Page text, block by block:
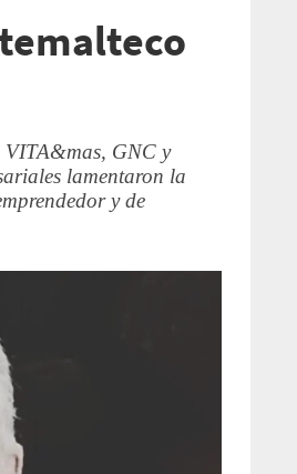
VITA&mas, GNC y
lamentaron la
y de